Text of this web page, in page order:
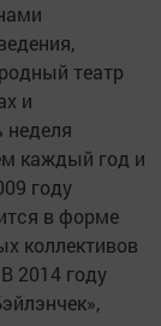
театр
и
неделя
каждый год и
году
в форме
коллективов
2014 году